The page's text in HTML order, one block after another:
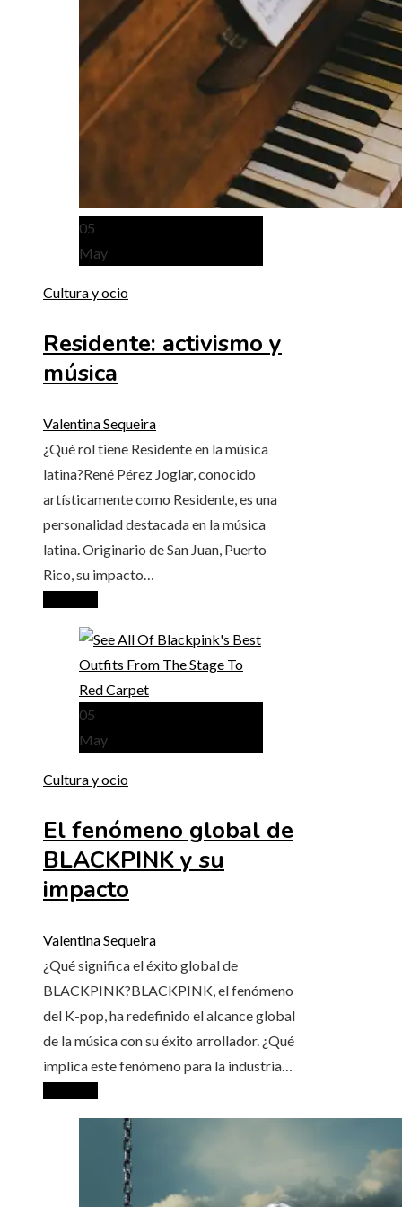
05
May
Cultura y ocio
Residente: activismo y
música
Valentina Sequeira
¿Qué rol tiene Residente en la música
latina?René Pérez Joglar, conocido
artísticamente como Residente, es una
personalidad destacada en la música
latina. Originario de San Juan, Puerto
Rico, su impacto…
05
May
Cultura y ocio
El fenómeno global de
BLACKPINK y su
impacto
Valentina Sequeira
¿Qué significa el éxito global de
BLACKPINK?BLACKPINK, el fenómeno
del K-pop, ha redefinido el alcance global
de la música con su éxito arrollador. ¿Qué
implica este fenómeno para la industria…